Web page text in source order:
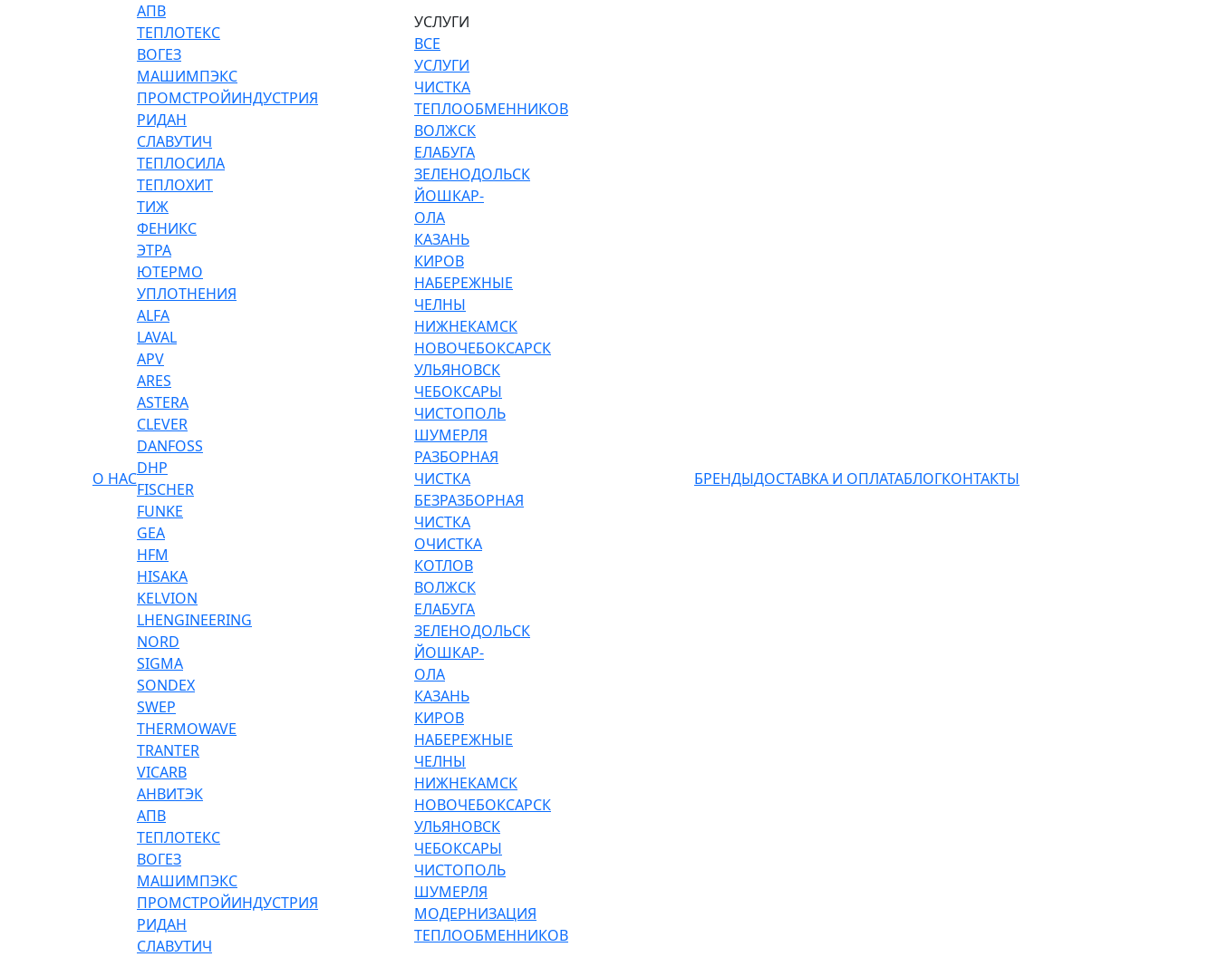
О НАС
АПВ
ТЕПЛОТЕКС
ВОГЕЗ
МАШИМПЭКС
ПРОМСТРОЙИНДУСТРИЯ
РИДАН
СЛАВУТИЧ
ТЕПЛОСИЛА
ТЕПЛОХИТ
ТИЖ
ФЕНИКС
ЭТРА
ЮТЕРМО
УПЛОТНЕНИЯ
ALFA
LAVAL
APV
ARES
ASTERA
CLEVER
DANFOSS
DHP
FISCHER
FUNKE
GEA
HFM
HISAKA
KELVION
LHENGINEERING
NORD
SIGMA
SONDEX
SWEP
THERMOWAVE
TRANTER
VICARB
АНВИТЭК
АПВ
ТЕПЛОТЕКС
ВОГЕЗ
МАШИМПЭКС
ПРОМСТРОЙИНДУСТРИЯ
РИДАН
СЛАВУТИЧ
УСЛУГИ
ВСЕ
УСЛУГИ
ЧИСТКА
ТЕПЛООБМЕННИКОВ
ВОЛЖСК
ЕЛАБУГА
ЗЕЛЕНОДОЛЬСК
ЙОШКАР-
ОЛА
КАЗАНЬ
КИРОВ
НАБЕРЕЖНЫЕ
ЧЕЛНЫ
НИЖНЕКАМСК
НОВОЧЕБОКСАРСК
УЛЬЯНОВСК
ЧЕБОКСАРЫ
ЧИСТОПОЛЬ
ШУМЕРЛЯ
РАЗБОРНАЯ
ЧИСТКА
БЕЗРАЗБОРНАЯ
ЧИСТКА
ОЧИСТКА
КОТЛОВ
ВОЛЖСК
ЕЛАБУГА
ЗЕЛЕНОДОЛЬСК
ЙОШКАР-
ОЛА
КАЗАНЬ
КИРОВ
НАБЕРЕЖНЫЕ
ЧЕЛНЫ
НИЖНЕКАМСК
НОВОЧЕБОКСАРСК
УЛЬЯНОВСК
ЧЕБОКСАРЫ
ЧИСТОПОЛЬ
ШУМЕРЛЯ
МОДЕРНИЗАЦИЯ
ТЕПЛООБМЕННИКОВ
БРЕНДЫДОСТАВКА И ОПЛАТАБЛОГКОНТАКТЫ